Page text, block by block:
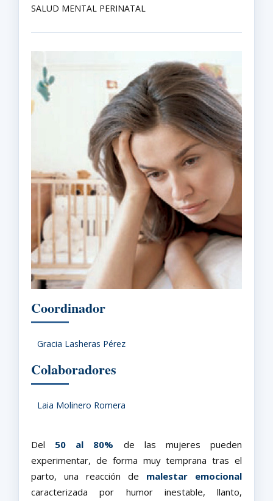
SALUD MENTAL PERINATAL
Coordinador
Gracia Lasheras Pérez
Colaboradores
Laia Molinero Romera
Del 50 al 80% de las mujeres pueden
experimentar, de forma muy temprana tras el
parto, una reacción de malestar emocional
caracterizada por humor inestable, llanto,